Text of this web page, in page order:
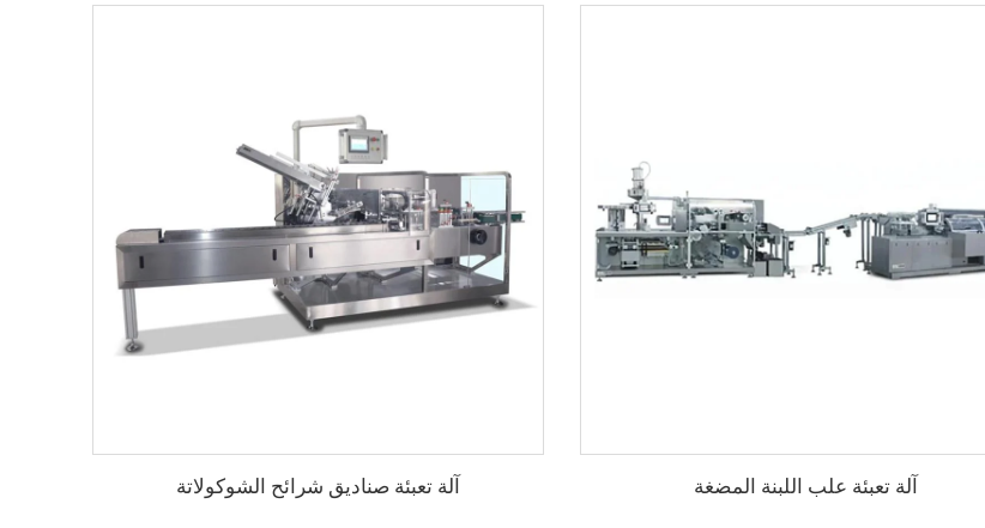
آلة تعبئة علب اللبنة المضغة آلة تعبئة صناديق شرائح الشوكولاتة